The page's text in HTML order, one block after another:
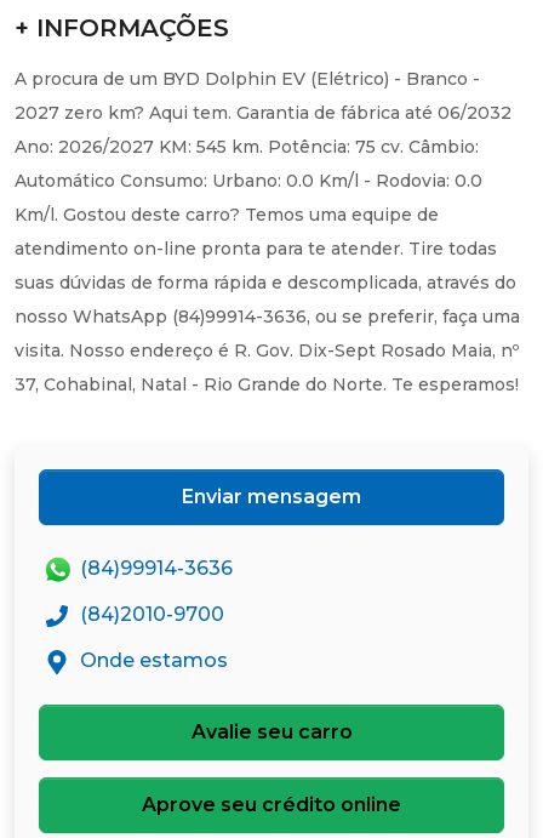
+ INFORMAÇÕES
A procura de um BYD Dolphin EV (Elétrico) - Branco -
2027 zero km? Aqui tem. Garantia de fábrica até 06/2032
Ano: 2026/2027 KM: 545 km. Potência: 75 cv. Câmbio:
Automático Consumo: Urbano: 0.0 Km/l - Rodovia: 0.0
Km/l. Gostou deste carro? Temos uma equipe de
atendimento on-line pronta para te atender. Tire todas
suas dúvidas de forma rápida e descomplicada, através do
nosso WhatsApp (84)99914-3636, ou se preferir, faça uma
visita. Nosso endereço é R. Gov. Dix-Sept Rosado Maia, nº
37, Cohabinal, Natal - Rio Grande do Norte. Te esperamos!
Enviar mensagem
(84)99914-3636
(84)2010-9700
Onde estamos
Avalie seu carro
Aprove seu crédito online